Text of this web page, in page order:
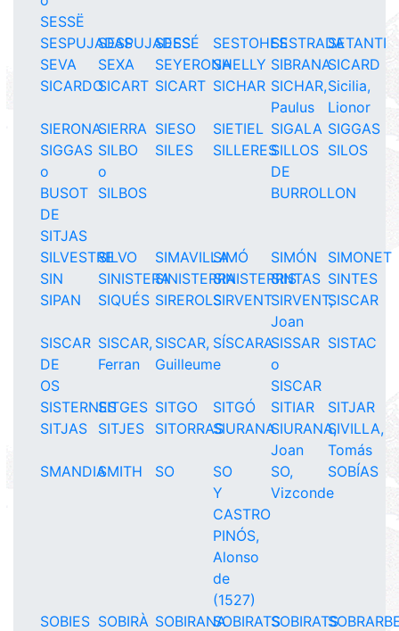
SESSË
SESPUJADASSESPUJADES
SESSÉ SESTOHESSESTRADASETANTI
SEVA
SEXA SEYERONASHELLY SIBRANASICARD
SICARDOSICART SICART SICHAR SICHAR,
Paulus
Sicilia,
Lionor
SIERONASIERRA SIESO SIETIEL SIGALA SIGGAS
SIGGAS
o
BUSOT
DE
SITJAS
SILBO
o
SILBOS
SILES SILLERESSILLOS
DE
BURROLLON
SILOS
SILVESTRESILVO SIMAVILLASIMÓ SIMÓN
SIMONET
SIN
SINISTERASINISTERRASINISTERRISSINTAS SINTES
SIPAN
SIQUÉS SIREROLSSIRVENTSIRVENT,
Joan
SISCAR
SISCAR
DE
OS
SISCAR,
Ferran
SISCAR,
Guilleume
SÍSCARASISSAR
o
SISCAR
SISTAC
SISTERNESSITGES SITGO SITGÓ SITIAR
SITJAR
SITJAS
SITJES SITORRASSIURANASIURANA,
Joan
SIVILLA,
Tomás
SMANDIASMITH SO
SO
Y
CASTRO
PINÓS,
Alonso
de
(1527)
SO,
Vizconde
SOBÍAS
SOBIES SOBIRÀ SOBIRANASOBIRATSSOBIRATS